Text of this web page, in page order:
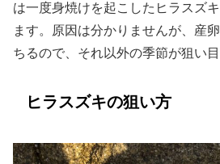
は一度身焼けを起こしたヒラスズ
ます。原因は分かりませんが、産
ちるので、それ以外の季節が狙い
ヒラスズキの狙い方